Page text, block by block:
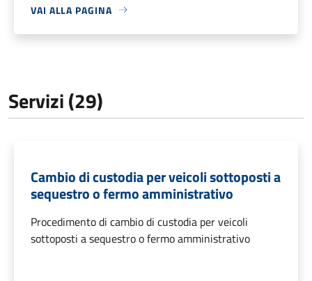
VAI ALLA PAGINA
Servizi (29)
Cambio di custodia per veicoli sottoposti a
sequestro o fermo amministrativo
Procedimento di cambio di custodia per veicoli
sottoposti a sequestro o fermo amministrativo